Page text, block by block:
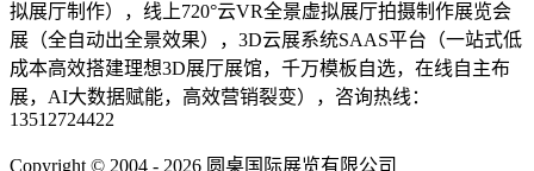
拟展厅制作），线上720°云VR全景虚拟展厅拍摄制作展览会
展（全自动出全景效果），3D云展系统SAAS平台（一站式低
成本高效搭建理想3D展厅展馆，千万模板自选，在线自主布
展，AI大数据赋能，高效营销裂变），咨询热线：
13512724422
Copyright © 2004 - 2026 圆桌国际展览有限公司